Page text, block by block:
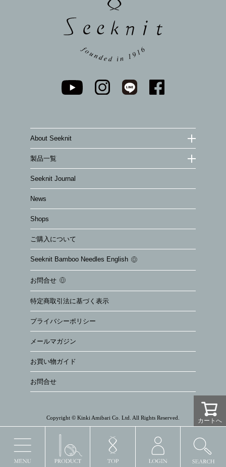
About Seeknit
製品一覧
Seeknit Journal
News
Shops
ご購入について
Seeknit Bamboo Needles English
お問合せ
特定商取引法に基づく表示
プライバシーポリシー
メールマガジン
お買い物ガイド
お問合せ
Copyright © Kinki Amibari Co. Ltd. All Rights Reserved. カートへ